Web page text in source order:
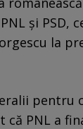
și PSD,
la
pentru
că PNL a